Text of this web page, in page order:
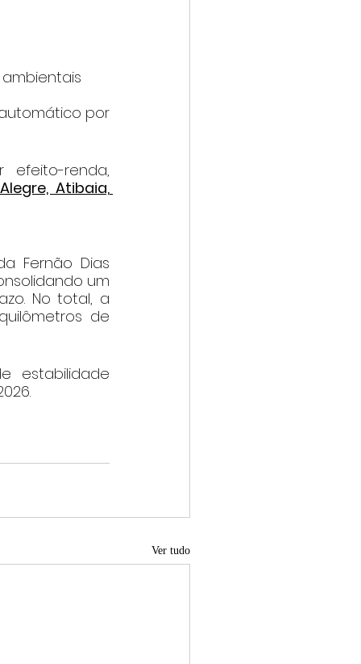
por
Atibaia,
Fernão Dias
um
No total, a
de
estabilidade
Ver tudo